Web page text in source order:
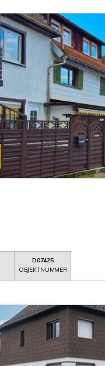
D07425
OBJEKTNUMMER